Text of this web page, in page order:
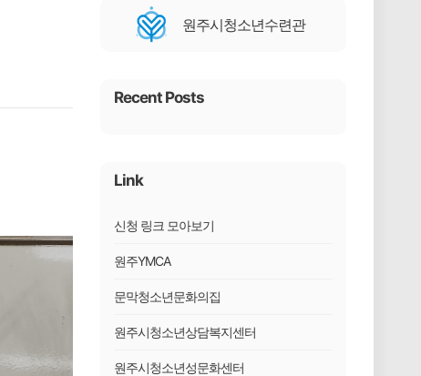
원주시청소년수련관
Recent Posts
Link
신청 링크 모아보기
원주YMCA
문막청소년문화의집
원주시청소년상담복지센터
원주시청소년성문화센터